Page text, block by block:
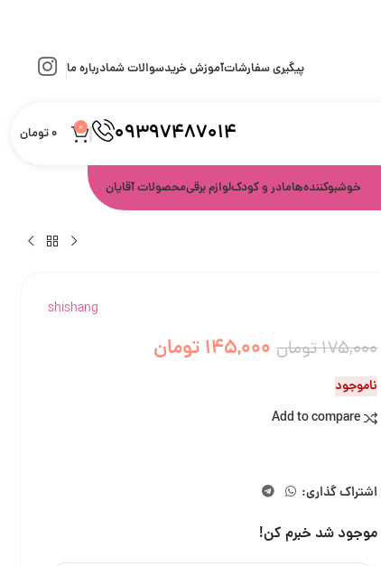
پیگیری سفارشاتآموزش خریدسوالات شمادرباره ما
09397487014
0
0تومان
خوشبوکننده‌هامادر و کودکلوازم برقیمحصولات آقایان
shishang
175,000تومان 145,000 تومان
ناموجود
Add to compare
اشتراک گذاری:
موجود شد خبرم کن!